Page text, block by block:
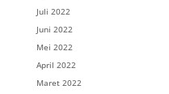
Juli 2022
Juni 2022
Mei 2022
April 2022
Maret 2022